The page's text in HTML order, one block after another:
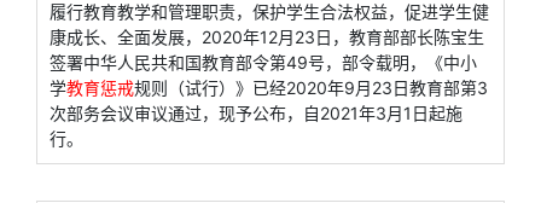
履行教育教学和管理职责，保护学生合法权益，促进学生健
康成长、全面发展，2020年12月23日，教育部部长陈宝生
签署中华人民共和国教育部令第49号，部令载明，《中小
学教育惩戒规则（试行）》已经2020年9月23日教育部第3
次部务会议审议通过，现予公布，自2021年3月1日起施
行。